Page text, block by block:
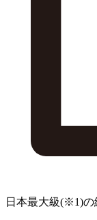
日本最大級(※1)の